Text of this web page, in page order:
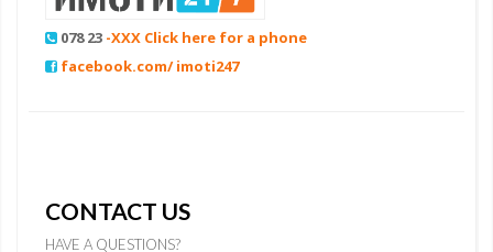
078 23 -XXX Click here for a phone
facebook.com/ imoti247
CONTACT US
HAVE A QUESTIONS?